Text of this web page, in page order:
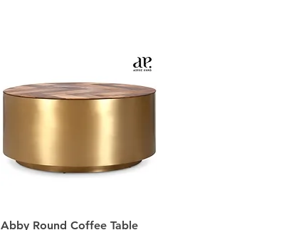
Snel overzicht
Abby Round Coffee Table